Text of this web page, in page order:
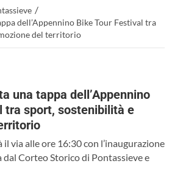
/
dell’Appennino Bike Tour Festival tra
del territorio
una tappa dell’Appennino
tra sport, sostenibilità e
via alle ore 16:30 con l’inaugurazione
dal Corteo Storico di Pontassieve e